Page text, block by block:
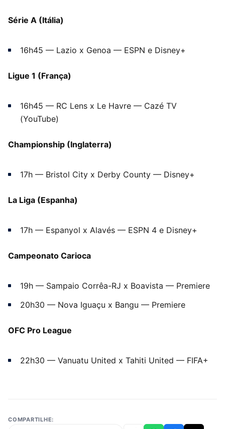
Série A (Itália)
16h45 — Lazio x Genoa — ESPN e Disney+
Ligue 1 (França)
16h45 — RC Lens x Le Havre — Cazé TV
(YouTube)
Championship (Inglaterra)
17h — Bristol City x Derby County — Disney+
La Liga (Espanha)
17h — Espanyol x Alavés — ESPN 4 e Disney+
Campeonato Carioca
19h — Sampaio Corrêa-RJ x Boavista — Premiere
20h30 — Nova Iguaçu x Bangu — Premiere
OFC Pro League
22h30 — Vanuatu United x Tahiti United — FIFA+
COMPARTILHE: